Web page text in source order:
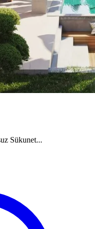
Sükunet...